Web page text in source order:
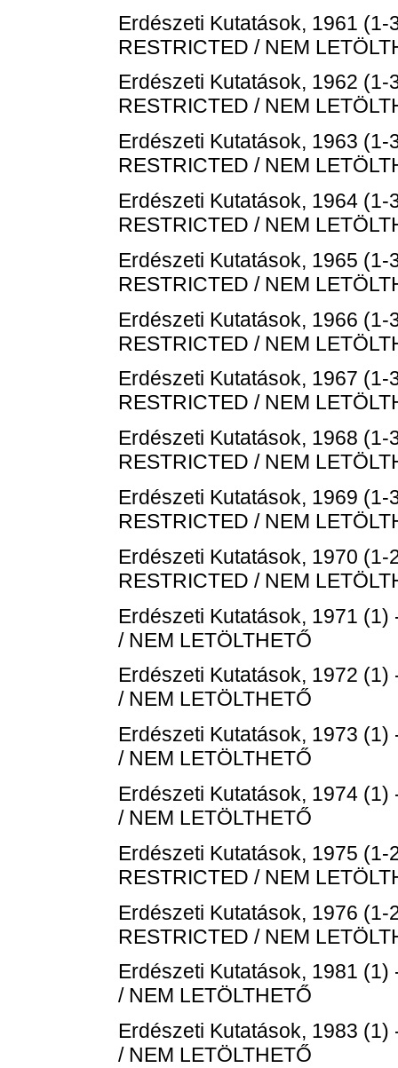
Erdészeti Kutatások, 1961
RESTRICTED / NEM
Erdészeti Kutatások, 1962
RESTRICTED / NEM
Erdészeti Kutatások, 1963
RESTRICTED / NEM
Erdészeti Kutatások, 1964
RESTRICTED / NEM
Erdészeti Kutatások, 1965
RESTRICTED / NEM
Erdészeti Kutatások, 1966
RESTRICTED / NEM
Erdészeti Kutatások, 1967
RESTRICTED / NEM
Erdészeti Kutatások, 1968
RESTRICTED / NEM
Erdészeti Kutatások, 1969
RESTRICTED / NEM
Erdészeti Kutatások, 1970
RESTRICTED / NEM
Erdészeti Kutatások, 1971
/ NEM LETÖLTHETŐ
Erdészeti Kutatások, 1972
/ NEM LETÖLTHETŐ
Erdészeti Kutatások, 1973
/ NEM LETÖLTHETŐ
Erdészeti Kutatások, 1974
/ NEM LETÖLTHETŐ
Erdészeti Kutatások, 1975
RESTRICTED / NEM
Erdészeti Kutatások, 1976
RESTRICTED / NEM
Erdészeti Kutatások, 1981
/ NEM LETÖLTHETŐ
Erdészeti Kutatások, 1983
/ NEM LETÖLTHETŐ